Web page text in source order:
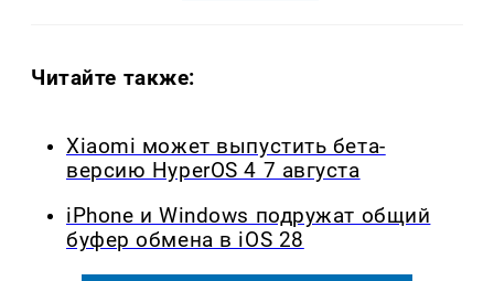
Читайте также:
Xiaomi может выпустить бета-
версию HyperOS 4 7 августа
iPhone и Windows подружат общий
буфер обмена в iOS 28